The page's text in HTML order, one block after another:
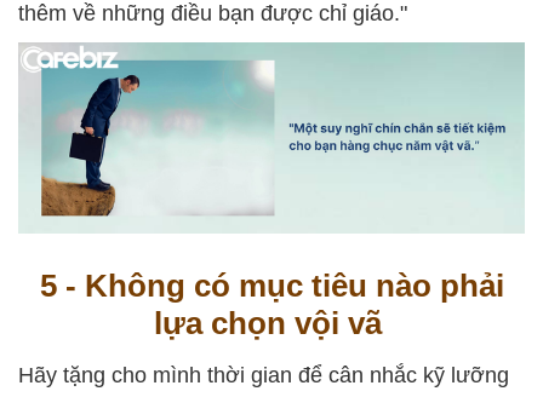
thêm về những điều bạn được chỉ giáo."
5 - Không có mục tiêu nào phải
lựa chọn vội vã
Hãy tặng cho mình thời gian để cân nhắc kỹ lưỡng